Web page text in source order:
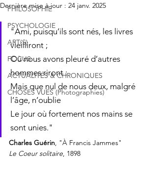
PHILOSOPHIE
PSYCHOLOGIE
ART(S)
FOCUS
ACTUALITÉS & CHRONIQUES
CHOSES VUES (Photographies)
Dernière mise à jour : 24 janv. 2025
"Ami, puisqu’ils sont nés, les livres
vieilliront ;
Où nous avons pleuré d’autres
hommes riront :
Mais que nul de nous deux, malgré
l’âge, n’oublie
Le jour où fortement nos mains se
sont unies."
Charles Guérin, "À Francis Jammes"
Le Coeur solitaire, 1898